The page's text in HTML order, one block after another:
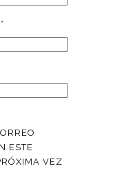
*
ESTE
VEZ